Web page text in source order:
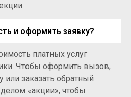
и оформить заявку?
платных услуг
Чтобы оформить вызов,
или заказать обратный
«акции», чтобы